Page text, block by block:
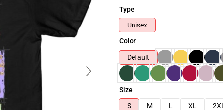
Type
Unisex
Color
Default
Size
S
M L XL 2XL